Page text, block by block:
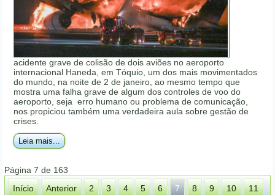
acidente grave de colisão de dois aviões no aeroporto
internacional Haneda, em Tóquio, um dos mais movimentados
do mundo, na noite de 2 de janeiro, ao mesmo tempo que
mostra uma falha grave de algum dos controles de voo do
aeroporto, seja erro humano ou problema de comunicação,
nos propiciou também uma verdadeira aula sobre gestão de
crises.
Leia mais...
Página 7 de 163
Início
Anterior 2 3 4 5 6 7 8 9 10
11